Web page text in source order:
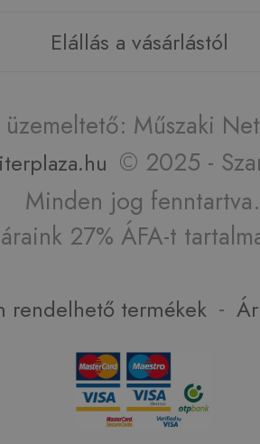
Elállás a vásárlástól
Műszaki
© 2025 -
Minden jog fenntartva.
27% ÁFA-t
rendelhető termékek -